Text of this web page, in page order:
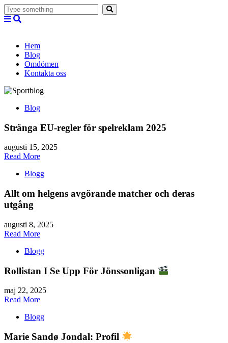
Hem
Blog
Omdömen
Kontakta oss
Blog
Stränga EU-regler för spelreklam 2025
augusti 15, 2025
Read More
Blogg
Allt om helgens avgörande matcher och deras
utgång
augusti 8, 2025
Read More
Blogg
Rollistan I Se Upp För Jönssonligan
maj 22, 2025
Read More
Blogg
Marie Sandø Jondal: Profil